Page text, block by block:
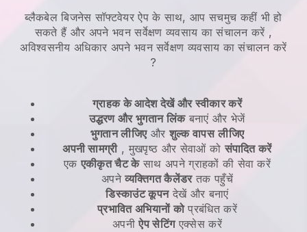
ब्लैकबेल बिजनेस सॉफ्टवेयर ऐप के साथ, आप सचमुच कहीं भी हो
सकते हैं और अपने भवन सर्वेक्षण व्यवसाय का संचालन करें ,
अविश्वसनीय अधिकार अपने भवन सर्वेक्षण व्यवसाय का संचालन करें
?
ग्राहक के आदेश देखें और स्वीकार करें
उद्धरण और भुगतान लिंकबनाएं और भेजें
भुगतान लीजिएऔरशुल्क वापस लीजिए
अपनी सामग्री, मुखपृष्ठ और सेवाओं कोसंपादित करें
एक एकीकृत चैट केसाथ अपने ग्राहकों की सेवा करें
अपनेव्यक्तिगत कैलेंडरतक पहुँचें
डिस्काउंट कूपनदेखें और बनाएं
प्रभावित अभियानों कोप्रबंधित करें
अपनीऐप सेटिंगएक्सेस करें